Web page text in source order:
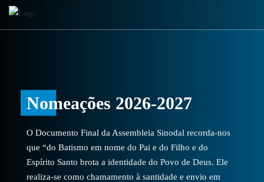
Nomeações 2026-2027
O Documento Final da Assembleia Sinodal recorda-nos
que “do Batismo em nome do Pai e do Filho e do
Espírito Santo brota a identidade do Povo de Deus. Ele
realiza-se como chamamento à santidade e envio em